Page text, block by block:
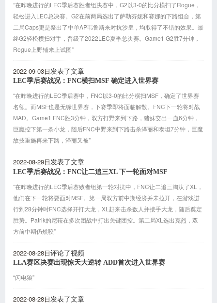
“在昨晚进行的LEC季后赛胜者组决赛中，G2以3-0的比分横扫了Rogue，
轻松进入LEC总决赛。G2在前两局选出了萨勒芬妮和赛娜的下路组合，第
二局Caps更是祭出了中单AP韦鲁斯来对抗沙皇，均取得了不错的效果。最
终G2轻松横扫对手，晋级了2022LEC夏季总决赛。Game1 G2胜7分钟，
Rogue上野辅来上试图”
2022-09-03日发表了文章
LEC季后赛战况：FNC横扫MSF 确定进入世界赛
“在昨晚进行的LEC季后赛中，FNC以3-0的比分横扫MSF，确定了世界赛
名额。而MSF也是无缘世界赛，下赛季即将面临解散。FNC下一轮将对战
MAD。Game1 FNC胜3分钟，双方打野来到下路，猪妹交出一血6分钟，
巨魔控下第一条小龙，随后FNC中野来到下路击杀泽丽和泰坦7分钟，巨魔
故技重施再来下路，泽丽又被”
2022-08-29日发表了文章
LEC季后赛战况：FNC让二追三XL 下一轮面对MSF
“在昨晚进行的LEC季后赛败者组第一轮对抗中，FNC让二追三淘汰了XL，
他们在下一轮将要面对MSF。第一局双方前中期经济并未拉开，在游戏进
行到28分钟时FNC选择开打大龙，XL赶来击杀数人并接手大龙，随后奠定
胜势。Patrik的尼菈在多次团战中打出关键团控。第二局XL选出克烈，双
方前中期仍然咬”
2022-08-28日评论了视频
LLA赛区决赛出现惊天大逆转 ADD首次进入世界赛
“闪电狼”
2022-08-28日 发表了文章